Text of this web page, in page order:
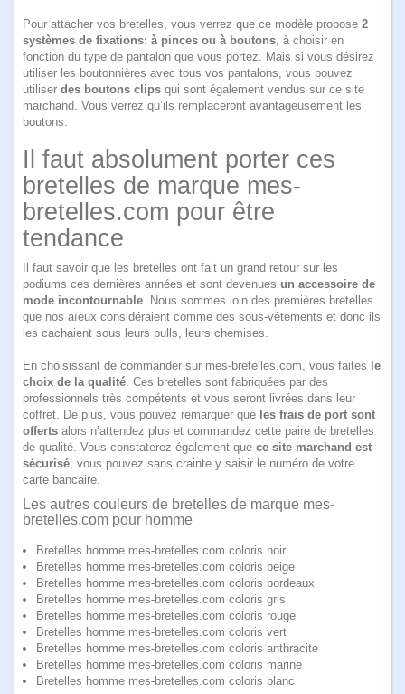
Pour attacher vos bretelles, vous verrez que ce modèle propose 2
systèmes de fixations: à pinces ou à boutons, à choisir en
fonction du type de pantalon que vous portez. Mais si vous désirez
utiliser les boutonnières avec tous vos pantalons, vous pouvez
utiliser des boutons clips qui sont également vendus sur ce site
marchand. Vous verrez qu’ils remplaceront avantageusement les
boutons.
Il faut absolument porter ces
bretelles de marque mes-
bretelles.com pour être
tendance
Il faut savoir que les bretelles ont fait un grand retour sur les
podiums ces dernières années et sont devenues un accessoire de
mode incontournable. Nous sommes loin des premières bretelles
que nos aïeux considéraient comme des sous-vêtements et donc ils
les cachaient sous leurs pulls, leurs chemises.
En choisissant de commander sur mes-bretelles.com, vous faites le
choix de la qualité. Ces bretelles sont fabriquées par des
professionnels très compétents et vous seront livrées dans leur
coffret. De plus, vous pouvez remarquer que les frais de port sont
offerts alors n’attendez plus et commandez cette paire de bretelles
de qualité. Vous constaterez également que ce site marchand est
sécurisé, vous pouvez sans crainte y saisir le numéro de votre
carte bancaire.
Les autres couleurs de bretelles de marque mes-
bretelles.com pour homme
Bretelles homme mes-bretelles.com coloris noir
Bretelles homme mes-bretelles.com coloris beige
Bretelles homme mes-bretelles.com coloris bordeaux
Bretelles homme mes-bretelles.com coloris gris
Bretelles homme mes-bretelles.com coloris rouge
Bretelles homme mes-bretelles.com coloris vert
Bretelles homme mes-bretelles.com coloris anthracite
Bretelles homme mes-bretelles.com coloris marine
Bretelles homme mes-bretelles.com coloris blanc